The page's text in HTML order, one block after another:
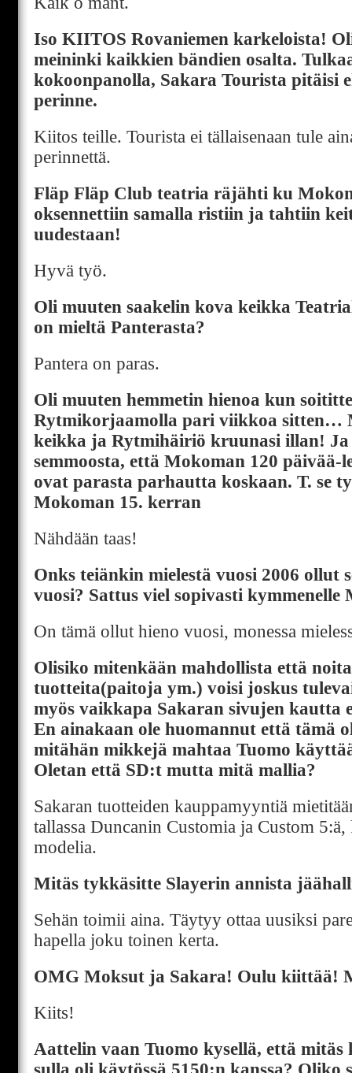
Iso KIITOS Rovaniemen karkeloista!
meininki kaikkien bändien osalta.
kokoonpanolla, Sakara Tourista pitäisi
perinne.
Kiitos teille. Tourista ei tällaisenaan tule
perinnettä.
Fläp Fläp Club teatria räjähti ku
oksennettiin samalla ristiin ja tahtiin
uudestaan!
Hyvä työ.
Oli muuten saakelin kova keikka
on mieltä Panterasta?
Pantera on paras.
Oli muuten hemmetin hienoa kun
Rytmikorjaamolla pari viikkoa sitten…
keikka ja Rytmihäiriö kruunasi illan!
semmoosta, että Mokoman 120 päivää-
ovat parasta parhautta koskaan. T. se
Mokoman 15. kerran
Nähdään taas!
Onks teiänkin mielestä vuosi 2006 ollut
vuosi? Sattus viel sopivasti
On tämä ollut hieno vuosi, monessa
Olisiko mitenkään mahdollista että
tuotteita(paitoja ym.) voisi joskus
myös vaikkapa Sakaran sivujen kautta
En ainakaan ole huomannut että tämä
mitähän mikkejä mahtaa Tuomo
Oletan että SD:t mutta mitä mallia?
Sakaran tuotteiden kauppamyyntiä
tallassa Duncanin Customia ja Custom 5:ä,
modelia.
Mitäs tykkäsitte Slayerin annista
Sehän toimii aina. Täytyy ottaa uusiksi
hapella joku toinen kerta.
OMG Moksut ja Sakara! Oulu kiittää!
Kiits!
Aattelin vaan Tuomo kysellä, että mitäs